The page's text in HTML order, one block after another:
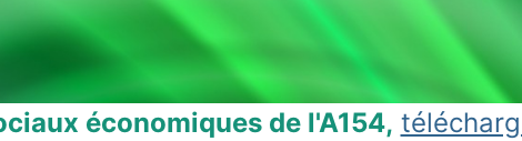
économiques de l'A154,